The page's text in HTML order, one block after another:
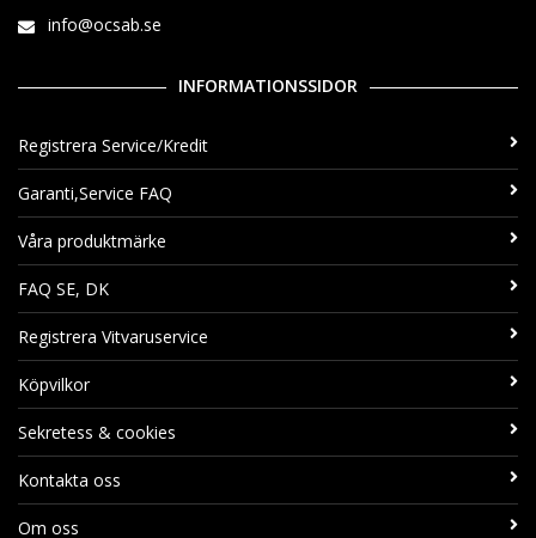
info@ocsab.se
INFORMATIONSSIDOR
Registrera Service/Kredit
Garanti,Service FAQ
Våra produktmärke
FAQ SE, DK
Registrera Vitvaruservice
Köpvilkor
Sekretess & cookies
Kontakta oss
Om oss